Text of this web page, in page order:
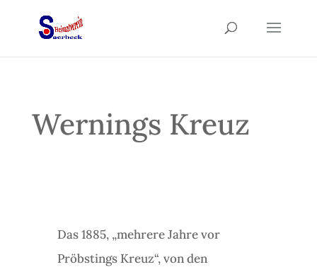
Wernings Kreuz
Das 1885, „mehrere Jahre vor
Pröbstings Kreuz“, von den